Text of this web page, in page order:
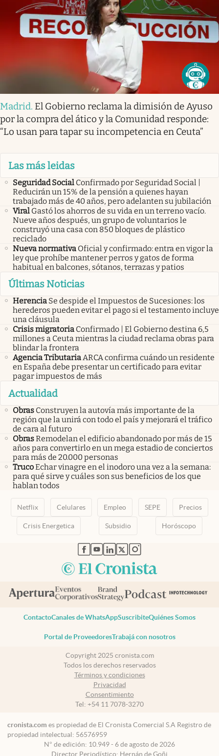
Madrid. El Gobierno reclama la dimisión de Ayuso
por la compra del ático y la Comunidad responde:
“Lo usan para tapar su incompetencia en Ceuta”
Las más leidas
Seguridad Social Confirmado por Seguridad Social |
Reducirán un 15% de la pensión a quienes hayan
trabajado más de 40 años, pero adelanten su jubilación
Viral Gastó los ahorros de su vida en un terreno vacío.
Nueve años después, un grupo de voluntarios le
construyó una casa con 850 bloques de plástico
reciclado
Nueva normativa Oficial y confirmado: entra en vigor la
ley que prohíbe mantener perros y gatos de forma
habitual en balcones, sótanos, terrazas y patios
Últimas Noticias
Herencia Se despide el Impuestos de Sucesiones: los
herederos pueden evitar el pago si el testamento incluye
una cláusula
Crisis migratoria Confirmado | El Gobierno destina 6,5
millones a Ceuta mientras la ciudad reclama obras para
blindar la frontera
Agencia TributariaARCA confirma cuándo un residente
en España debe presentar un certificado para evitar
pagar impuestos de más
Actualidad
Obras Construyen la autovía más importante de la
región que la unirá con todo el país y mejorará el tráfico
de cara al futuro
ObrasRemodelan el edificio abandonado por más de 15
años para convertirlo en un mega estadio de conciertos
para más de 20.000 personas
TrucoEchar vinagre en el inodoro una vez a la semana:
para qué sirve y cuáles son sus beneficios de los que
hablan todos
Netflix Celulares Empleo SEPE Precios
Crisis Energetica Subsidio Horóscopo
abre en nueva pestaña
abre en nueva pestaña
abre en nueva pestaña
abre en nueva pestaña
abre en nueva pestaña
ContactoCanales de WhatsAppSuscribiteQuiénes Somos
Portal de ProveedoresTrabajá con nosotros
Copyright 2025 cronista.com
Todos los derechos reservados
Términos y condiciones
Privacidad
Consentimiento
Tel: +54 11 7078-3270
cronista.com es propiedad de El Cronista Comercial S.A Registro de
propiedad intelectual: 56576959
N° de edición: 10.949 - 6 de agosto de 2026
Director Periodístico: Hernán de Goñi